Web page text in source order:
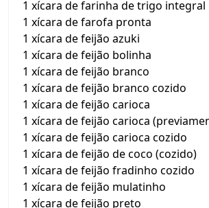
1 xícara de farinha de trigo integral
1 xícara de farofa pronta
1 xícara de feijão azuki
1 xícara de feijão bolinha
1 xícara de feijão branco
1 xícara de feijão branco cozido
1 xícara de feijão carioca
1 xícara de feijão carioca
1 xícara de feijão carioca cozido
1 xícara de feijão de coco (cozido)
1 xícara de feijão fradinho cozido
1 xícara de feijão mulatinho
1 xícara de feijão preto